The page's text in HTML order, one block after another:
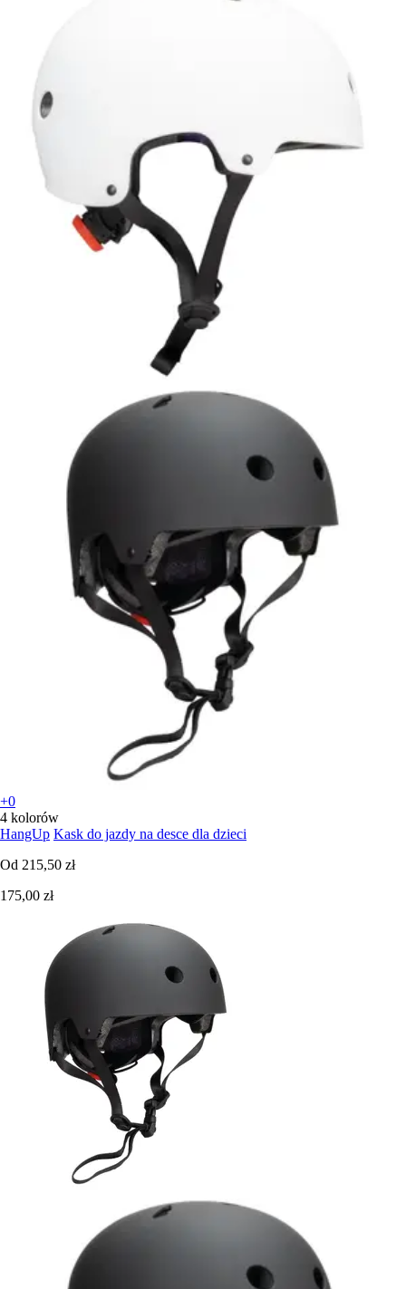
+0
4 kolorów
HangUp Kask do jazdy na desce dla dzieci
Od 215,50 zł
175,00 zł